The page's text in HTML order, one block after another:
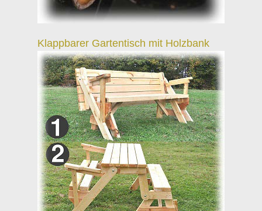
Klappbarer Gartentisch mit Holzbank